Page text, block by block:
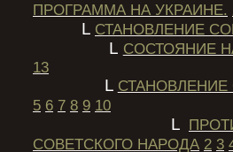
ПРОГРАММА НА УКРАИНЕ.
L СТАНОВЛЕНИЕ
L СОСТОЯНИЕ
13
L
5 6 7 8 9 10
L
СОВЕТСКОГО НАРОДА 2 3